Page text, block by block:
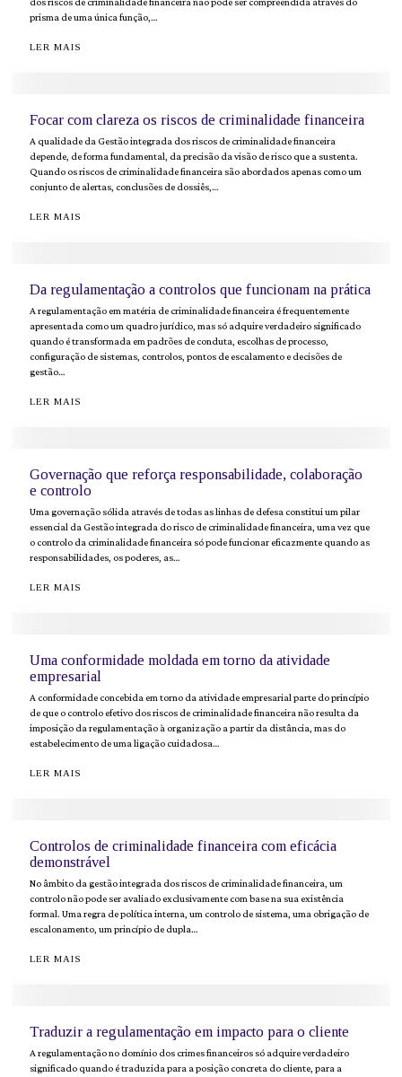
prisma de uma única função,…
LER MAIS
Focar com clareza os riscos de criminalidade financeira
A qualidade da Gestão integrada dos riscos de criminalidade financeira
depende, de forma fundamental, da precisão da visão de risco que a sustenta.
Quando os riscos de criminalidade financeira são abordados apenas como um
conjunto de alertas, conclusões de dossiês,…
LER MAIS
Da regulamentação a controlos que funcionam na prática
A regulamentação em matéria de criminalidade financeira é frequentemente
apresentada como um quadro jurídico, mas só adquire verdadeiro significado
quando é transformada em padrões de conduta, escolhas de processo,
configuração de sistemas, controlos, pontos de escalamento e decisões de
gestão…
LER MAIS
Governação que reforça responsabilidade, colaboração
e controlo
Uma governação sólida através de todas as linhas de defesa constitui um pilar
essencial da Gestão integrada do risco de criminalidade financeira, uma vez que
o controlo da criminalidade financeira só pode funcionar eficazmente quando as
responsabilidades, os poderes, as…
LER MAIS
Uma conformidade moldada em torno da atividade
empresarial
A conformidade concebida em torno da atividade empresarial parte do princípio
de que o controlo efetivo dos riscos de criminalidade financeira não resulta da
imposição da regulamentação à organização a partir da distância, mas do
estabelecimento de uma ligação cuidadosa…
LER MAIS
Controlos de criminalidade financeira com eficácia
demonstrável
No âmbito da gestão integrada dos riscos de criminalidade financeira, um
controlo não pode ser avaliado exclusivamente com base na sua existência
formal. Uma regra de política interna, um controlo de sistema, uma obrigação de
escalonamento, um princípio de dupla…
LER MAIS
Traduzir a regulamentação em impacto para o cliente
A regulamentação no domínio dos crimes financeiros só adquire verdadeiro
significado quando é traduzida para a posição concreta do cliente, para a